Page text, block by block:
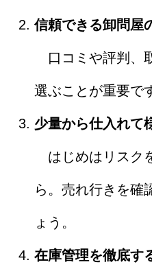
信頼できる卸問屋
口コミや評判、
選ぶことが重要で
少量から仕入れて
はじめはリスク
ら。売れ行きを確
ょう。
在庫管理を徹底す